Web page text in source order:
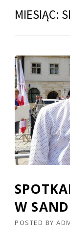
MIESIĄC:
W
POSTED BY